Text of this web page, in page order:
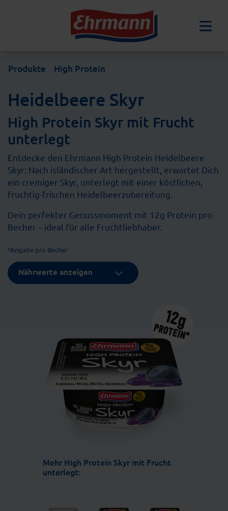
Produkte High Protein
Heidelbeere Skyr
High Protein Skyr mit Frucht
unterlegt
Entdecke den Ehrmann High Protein Heidelbeere
Skyr: Nach isländischer Art hergestellt, erwartet Dich
ein cremiger Skyr, unterlegt mit einer köstlichen,
fruchtig-frischen Heidelbeerzubereitung.
Dein perfekter Genussmoment mit 12g Protein pro
Becher – ideal für alle Fruchtliebhaber.
*Angabe pro Becher
Nährwerte anzeigen
Mehr High Protein Skyr mit Frucht
unterlegt: